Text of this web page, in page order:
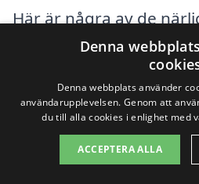
Här är några av de
där du också kan hitta
företag som erbjuder
Hudiksvall
Bollnäs
Denna
Denna webbplats använder
användarupplevelsen. Genom att
du till alla cookies i enlighet med
ACCEPTERA ALLA